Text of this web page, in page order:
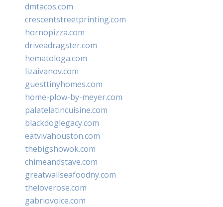
dmtacos.com
crescentstreetprinting.com
hornopizza.com
driveadragster.com
hematologa.com
lizaivanov.com
guesttinyhomes.com
home-plow-by-meyer.com
palatelatincuisine.com
blackdoglegacy.com
eatvivahouston.com
thebigshowok.com
chimeandstave.com
greatwallseafoodny.com
theloverose.com
gabriovoice.com